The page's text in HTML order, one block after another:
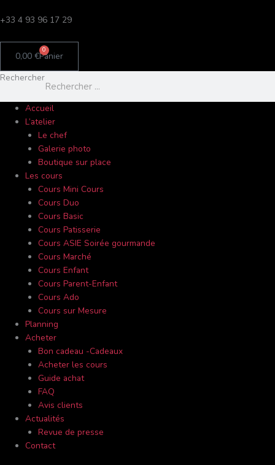
au
+33 4 93 96 17 29
0,00 €
0
Panier
Rechercher
Accueil
L’atelier
Le chef
Galerie photo
Boutique sur place
Les cours
Cours Mini Cours
Cours Duo
Cours Basic
Cours Patisserie
Cours ASIE Soirée gourmande
Cours Marché
Cours Enfant
Cours Parent-Enfant
Cours Ado
Cours sur Mesure
Planning
Acheter
Bon cadeau -Cadeaux
Acheter les cours
Guide achat
FAQ
Avis clients
Actualités
Revue de presse
Contact
a
t
é
g
r